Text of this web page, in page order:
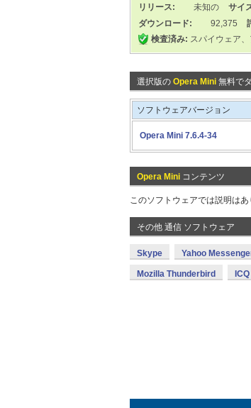
リリース: 未知の サイ
ダウンロード:
92,375
検査済み: スパイウェア
選択版の Opera Mini 無料で
ソフトウェアバージョン
Opera Mini 7.6.4-34
Opera Mini コンテンツ
このソフトウェアでは説明は
その他 通信 ソフトウェア
Skype Yahoo
Mozilla Thunderbird ICQ